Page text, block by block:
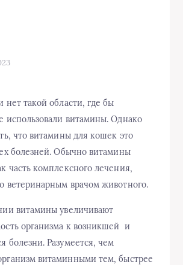
нет такой области, где бы
использовали витамины. Однако
что витамины для кошек это
болезней. Обычно витамины
часть комплексного лечения,
ветеринарным врачом животного.
витамины увеличивают
организма к возникшей и
болезни. Разумеется, чем
витаминными тем, быстрее